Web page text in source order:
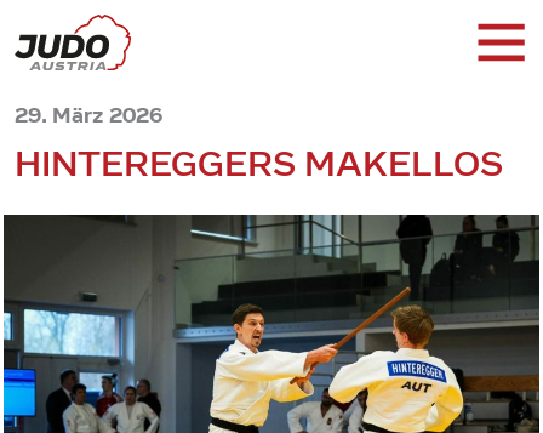
29. März 2026
HINTEREGGERS MAKELLOS